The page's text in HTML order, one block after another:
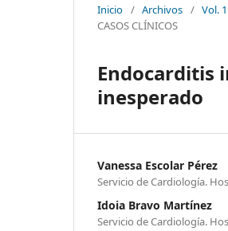
Inicio / Archivos / Vol.
CASOS CLÍNICOS
Endocarditis
inesperado
Vanessa Escolar Pérez
Servicio de Cardiología.
Idoia Bravo Martínez
Servicio de Cardiología.